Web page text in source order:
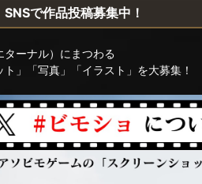
SNSで作品投稿募集中！
ターナル）にまつわる
ト」「写真」「イラスト」を大募集！